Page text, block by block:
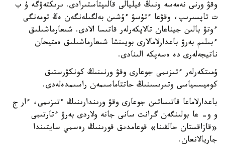
وقۋ ورنى نەمەسە ونىڭ فيليالى قالىپتاستىرادى. ىرىكتەۋگە ۇ ب
ت تاپسىرىپ، وقۋعا ءتۇسۋ ءۇشىن بەلگىلەنگەن ەڭ تومەنگى
ءوتۋ بالىن جيناعان تالاپكەرلەر قاتىسا الادى. شىعارماشىلىق
ءبىلىم بەرۋ باعدارلامالارى بويىنشا شىعارماشىلىق ەمتيحان
ناتيجەلەرى دە ەسەپكە الىنادى.
ۇمىتكەرلەر ءتىزىمى جوعارى وقۋ ورنىنىڭ كونكۋرستىق
كوميسسياسى وتىرىسىنىڭ حاتتاماسىمەن راسىمدەلەدى.
باعدارلاماعا قاتىساتىن جوعارى وقۋ ورىندارىنىڭ ءتىزىمى، ءار ج
و و- عا بولىنگەن گرانت سانى جانە ولاردى بەرۋ ءتارتىبى
«قازاقستان حالقىنا» قوعامدىق قورىنىڭ رەسمي سايتىندا
جاريالانعان.